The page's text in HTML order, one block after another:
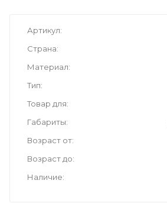
Артикул
Страна
Материал
Тип
Товар для
Габариты
Возраст от
Возраст до
Наличие